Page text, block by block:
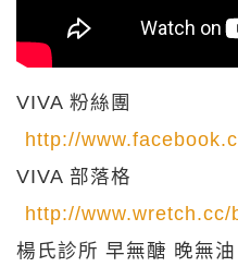
VIVA 粉絲團
http://
VIVA 部落格
http://
楊氏診所 早無醣 晚無油